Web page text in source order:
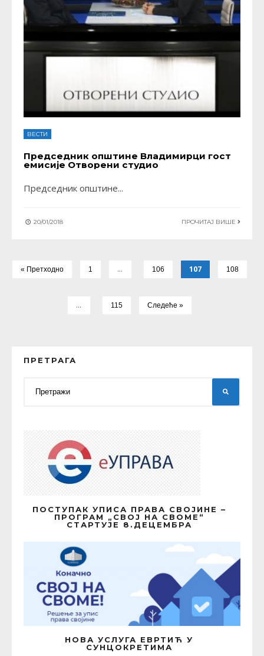
ВЕСТИ
Председник општине Владимирци гост
емисије Отворени студио
Председник општине...
20/01/2018 ПРОЧИТАЈ ВИШЕ
« Претходно 1 … 106 107 108
… 115 Следеће »
ПРЕТРАГА
ПОСТУПАК УПИСА ПРАВА СВОЈИНЕ –
ПРОГРАМ „СВОЈ НА СВОМЕ“
СТАРТУЈЕ 8.ДЕЦЕМБРА
НОВА УСЛУГА ЕВРТИЋ У
СУНЦОКРЕТИМА